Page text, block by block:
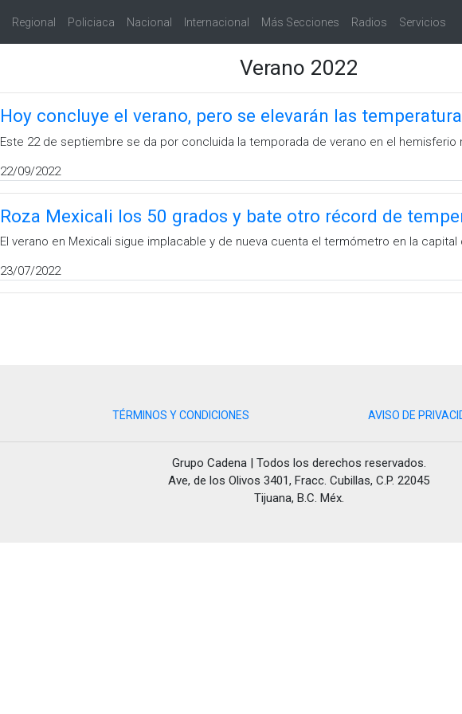
Regional Policiaca Nacional Internacional Más Secciones Radios Servicios
Verano 2022
Hoy concluye el verano, pero se elevarán las
Este 22 de septiembre se da por concluida la temporada de verano en el hemisferio
22/09/2022
Roza Mexicali los 50 grados y bate otro récord de
El verano en Mexicali sigue implacable y de nueva cuenta el termómetro en la
23/07/2022
TÉRMINOS Y CONDICIONES AVISO DE
Grupo Cadena | Todos los derechos reservados.
Ave, de los Olivos 3401, Fracc. Cubillas, C.P. 22045
Tijuana, B.C. Méx.